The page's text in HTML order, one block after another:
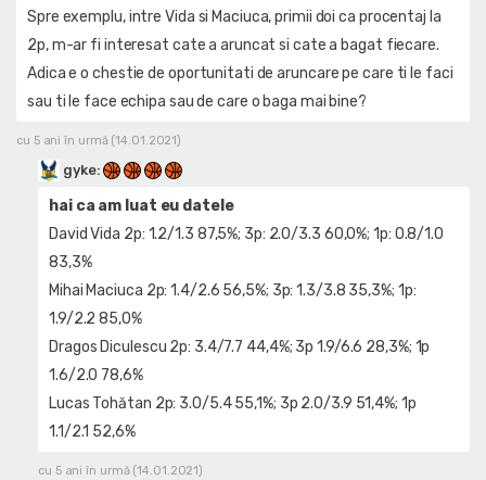
Spre exemplu, intre Vida si Maciuca, primii doi ca procentaj la
2p, m-ar fi interesat cate a aruncat si cate a bagat fiecare.
Adica e o chestie de oportunitati de aruncare pe care ti le faci
sau ti le face echipa sau de care o baga mai bine?
cu 5 ani în urmă (14.01.2021)
gyke:
hai ca am luat eu datele
David Vida 2p: 1.2/1.3 87,5%; 3p: 2.0/3.3 60,0%; 1p: 0.8/1.0
83,3%
Mihai Maciuca 2p: 1.4/2.6 56,5%; 3p: 1.3/3.8 35,3%; 1p:
1.9/2.2 85,0%
Dragos Diculescu 2p: 3.4/7.7 44,4%; 3p 1.9/6.6 28,3%; 1p
1.6/2.0 78,6%
Lucas Tohătan 2p: 3.0/5.4 55,1%; 3p 2.0/3.9 51,4%; 1p
1.1/2.1 52,6%
cu 5 ani în urmă (14.01.2021)